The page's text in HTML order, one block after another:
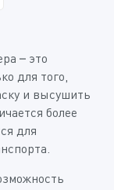
– это
для того,
и высушить
более
для